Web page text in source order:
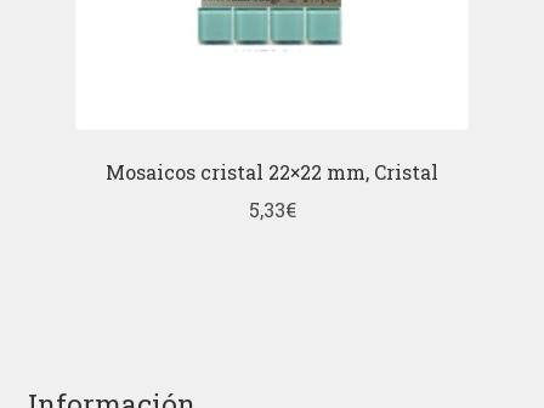
Mosaicos cristal 22×22 mm, Cristal
5,33€